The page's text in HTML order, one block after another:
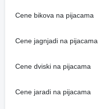
Cene bikova na pijacama
Cene jagnjadi na pijacama
Cene dviski na pijacama
Cene jaradi na pijacama